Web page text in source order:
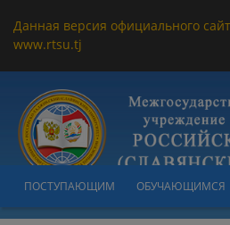
Данная версия официального
www.rtsu.tj
ПОСТУПАЮЩИМ ОБУЧАЮЩИМСЯ